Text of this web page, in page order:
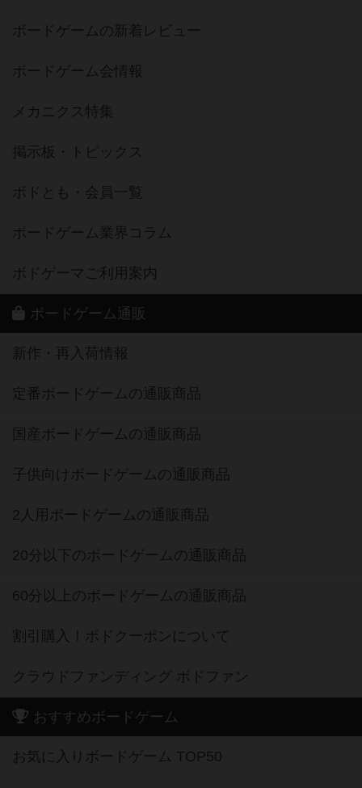
ボードゲームの新着レビュー
ボードゲーム会情報
メカニクス特集
掲示板・トピックス
ボドとも・会員一覧
ボードゲーム業界コラム
ボドゲーマご利用案内
ボードゲーム通販
新作・再入荷情報
定番ボードゲームの通販商品
国産ボードゲームの通販商品
子供向けボードゲームの通販商品
2人用ボードゲームの通販商品
20分以下のボードゲームの通販商品
60分以上のボードゲームの通販商品
割引購入！ボドクーポンについて
クラウドファンディング ボドファン
おすすめボードゲーム
お気に入りボードゲーム TOP50